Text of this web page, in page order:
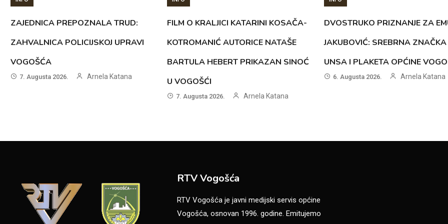
ZAJEDNICA PREPOZNALA TRUD:
ZAHVALNICA POLICIJSKOJ UPRAVI
VOGOŠĆA
7. Augusta 2026. Arnela Katana
FILM O KRALJICI KATARINI KOSAČA-
KOTROMANIĆ AUTORICE NATAŠE
BARTULA HEBERT PRIKAZAN SINOĆ
U VOGOŠĆI
7. Augusta 2026. Arnela Katana
DVOSTRUKO PRIZNANJE ZA
JAKUBOVIĆ: SREBRNA ZNAČKA
UNSA I PLAKETA OPĆINE
6. Augusta 2026. Arnela Katana
RTV Vogošća
RTV Vogošća je javni medijski servis općine
Vogošća, osnovan 1996. godine. Emitujemo